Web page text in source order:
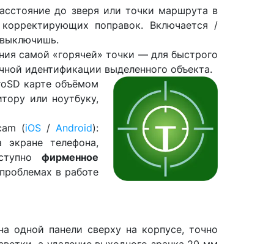
до зверя или точки маршрута в
поправок. Включается /
самой «горячей» точки — для быстрого
идентификации выделенного объекта.
карте объёмом
или ноутбуку,
(iOS / Android):
телефона,
фирменное
в работе
одной панели сверху на корпусе, точно